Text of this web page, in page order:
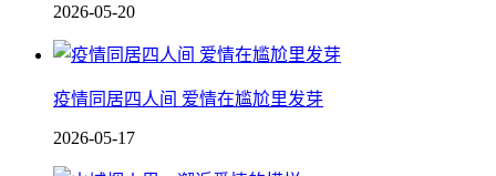
2026-05-20
疫情同居四人间 爱情在尴尬里发芽
2026-05-17